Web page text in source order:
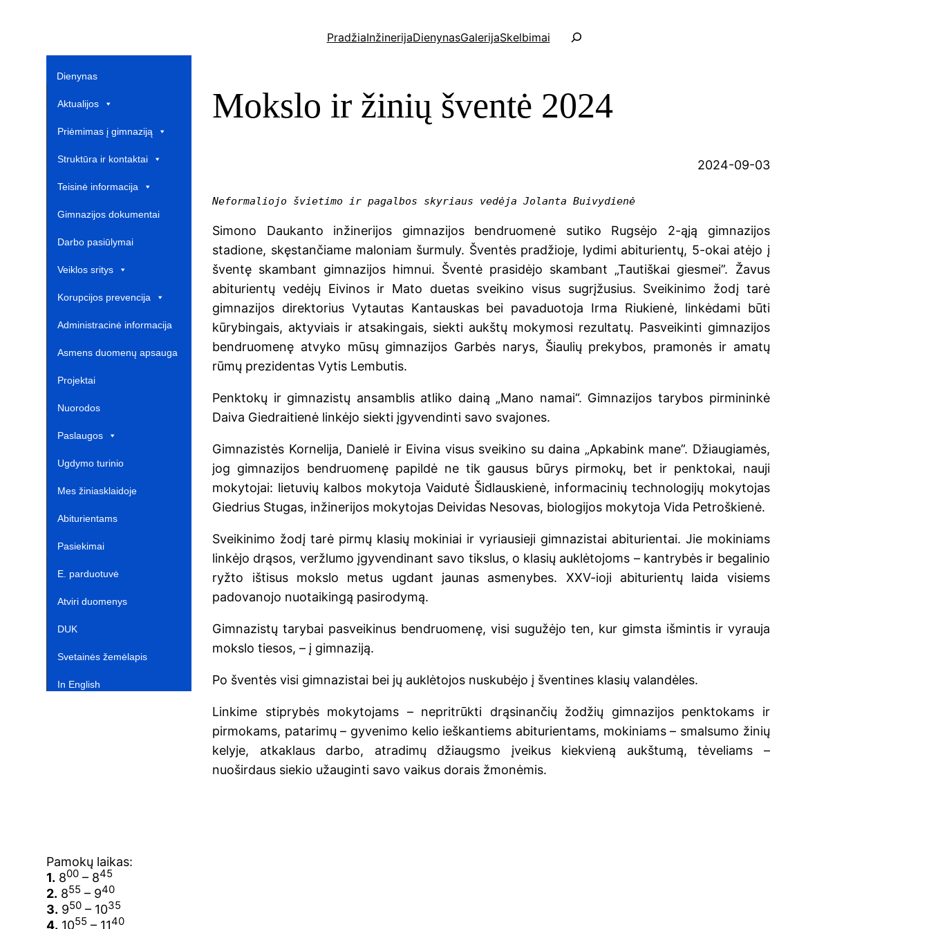
PradžiaInžinerijaDienynasGalerijaSkelbimai
a
š
k
Dienynas
Aktualijos
Priėmimas į gimnaziją
Struktūra ir kontaktai
Teisinė informacija
Gimnazijos dokumentai
Darbo pasiūlymai
Veiklos sritys
Korupcijos prevencija
Administracinė informacija
Asmens duomenų apsauga
Projektai‎
Nuorodos ‎ ‎ ‎ ‎ ‎ ‎ ‎ ‎ ‎ ‎ ‎‎
Paslaugos
Ugdymo turinio
atnaujinimas‎
Mes žiniasklaidoje‎
Abiturientams‎‎
Pasiekimai
E. parduotuvė ‎ ‎ ‎ ‎ ‎ ‎ ‎ ‎ ‎ ‎ ‎ ‎ ‎
Atviri duomenys
DUK
Svetainės žemėlapis
In English‎
Pamokų laikas:
1. 800 – 845
2. 855 – 940
3. 950 – 1035
4. 1055 – 1140
Mokslo ir žinių šventė 2024
2024-09-03
Neformaliojo švietimo ir pagalbos skyriaus vedėja Jolanta Buivydienė
Simono Daukanto inžinerijos gimnazijos bendruomenė sutiko Rugsėjo 2-ąją gimnazijos
stadione, skęstančiame maloniam šurmuly. Šventės pradžioje, lydimi abiturientų, 5-okai atėjo į
šventę skambant gimnazijos himnui. Šventė prasidėjo skambant „Tautiškai giesmei”. Žavus
abiturientų vedėjų Eivinos ir Mato duetas sveikino visus sugrįžusius. Sveikinimo žodį tarė
gimnazijos direktorius Vytautas Kantauskas bei pavaduotoja Irma Riukienė, linkėdami būti
kūrybingais, aktyviais ir atsakingais, siekti aukštų mokymosi rezultatų. Pasveikinti gimnazijos
bendruomenę atvyko mūsų gimnazijos Garbės narys, Šiaulių prekybos, pramonės ir amatų
rūmų prezidentas Vytis Lembutis.
Penktokų ir gimnazistų ansamblis atliko dainą „Mano namai“. Gimnazijos tarybos pirmininkė
Daiva Giedraitienė linkėjo siekti įgyvendinti savo svajones.
Gimnazistės Kornelija, Danielė ir Eivina visus sveikino su daina „Apkabink mane”. Džiaugiamės,
jog gimnazijos bendruomenę papildė ne tik gausus būrys pirmokų, bet ir penktokai, nauji
mokytojai: lietuvių kalbos mokytoja Vaidutė Šidlauskienė, informacinių technologijų mokytojas
Giedrius Stugas, inžinerijos mokytojas Deividas Nesovas, biologijos mokytoja Vida Petroškienė.
Sveikinimo žodį tarė pirmų klasių mokiniai ir vyriausieji gimnazistai abiturientai. Jie mokiniams
linkėjo drąsos, veržlumo įgyvendinant savo tikslus, o klasių auklėtojoms – kantrybės ir begalinio
ryžto ištisus mokslo metus ugdant jaunas asmenybes. XXV-ioji abiturientų laida visiems
padovanojo nuotaikingą pasirodymą.
Gimnazistų tarybai pasveikinus bendruomenę, visi sugužėjo ten, kur gimsta išmintis ir vyrauja
mokslo tiesos, – į gimnaziją.
Po šventės visi gimnazistai bei jų auklėtojos nuskubėjo į šventines klasių valandėles.
Linkime stiprybės mokytojams – nepritrūkti drąsinančių žodžių gimnazijos penktokams ir
pirmokams, patarimų – gyvenimo kelio ieškantiems abiturientams, mokiniams – smalsumo žinių
kelyje, atkaklaus darbo, atradimų džiaugsmo įveikus kiekvieną aukštumą, tėveliams –
nuoširdaus siekio užauginti savo vaikus dorais žmonėmis.